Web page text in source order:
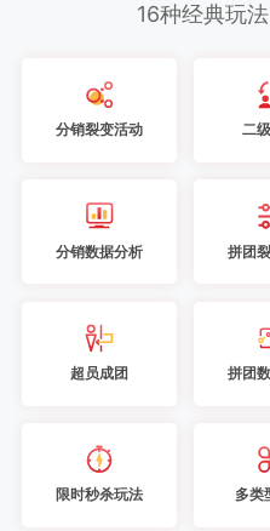
16种经典玩
分销裂变活动 二
分销数据分析 拼团
超员成团 拼团
限时秒杀玩法 多类